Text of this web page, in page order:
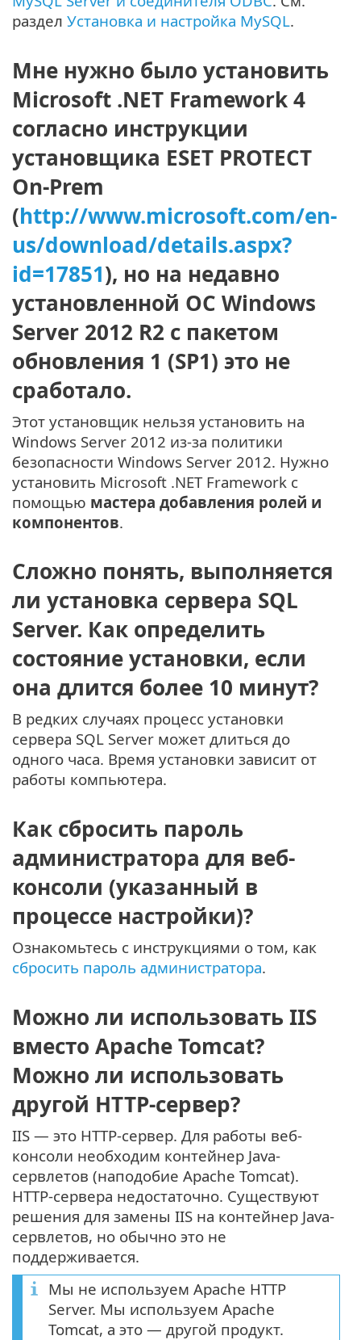
раздел Установка и настройка MySQL.
Мне нужно было установить
Microsoft .NET Framework 4
согласно инструкции
установщика ESET PROTECT
On-Prem
(http://www.microsoft.com/en-
us/download/details.aspx?
id=17851), но на недавно
установленной ОС Windows
Server 2012 R2 с пакетом
обновления 1 (SP1) это не
сработало.
Этот установщик нельзя установить на
Windows Server 2012 из-за политики
безопасности Windows Server 2012. Нужно
установить Microsoft .NET Framework с
помощью мастера добавления ролей и
компонентов.
Сложно понять, выполняется
ли установка сервера SQL
Server. Как определить
состояние установки, если
она длится более 10 минут?
В редких случаях процесс установки
сервера SQL Server может длиться до
одного часа. Время установки зависит от
работы компьютера.
Как сбросить пароль
администратора для веб-
консоли (указанный в
процессе настройки)?
Ознакомьтесь с инструкциями о том, как
сбросить пароль администратора.
Можно ли использовать IIS
вместо Apache Tomcat?
Можно ли использовать
другой HTTP-сервер?
IIS — это HTTP-сервер. Для работы веб-
консоли необходим контейнер Java-
сервлетов (наподобие Apache Tomcat).
HTTP-сервера недостаточно. Существуют
решения для замены IIS на контейнер Java-
сервлетов, но обычно это не
поддерживается.
Мы не используем Apache HTTP
Server. Мы используем Apache
Tomcat, а это — другой продукт.